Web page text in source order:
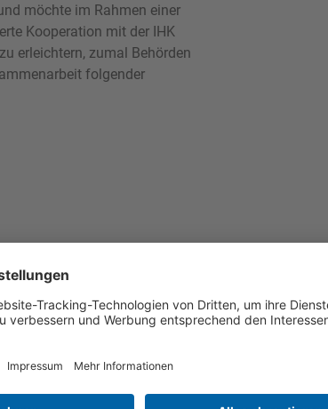
möchte im Rahmen einer
Kooperation mit der IHK
erleichtern, zumal Behörden
folgender
dem Bürgermeister der
Behörden und
eruiert.